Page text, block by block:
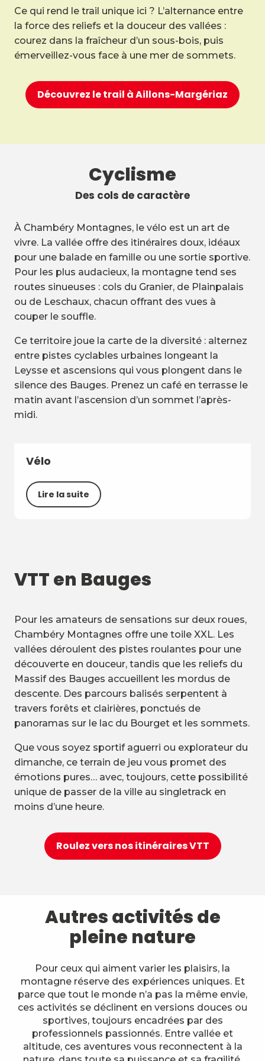
Ce qui rend le trail unique ici ? L’alternance entre
la force des reliefs et la douceur des vallées :
courez dans la fraîcheur d’un sous-bois, puis
émerveillez-vous face à une mer de sommets.
Découvrez le trail à Aillons-Margériaz
Cyclisme
Des cols de caractère
À Chambéry Montagnes, le vélo est un art de
vivre. La vallée offre des itinéraires doux, idéaux
pour une balade en famille ou une sortie sportive.
Pour les plus audacieux, la montagne tend ses
routes sinueuses : cols du Granier, de Plainpalais
ou de Leschaux, chacun offrant des vues à
couper le souffle.
Ce territoire joue la carte de la diversité : alternez
entre pistes cyclables urbaines longeant la
Leysse et ascensions qui vous plongent dans le
silence des Bauges. Prenez un café en terrasse le
matin avant l’ascension d’un sommet l’après-
midi.
Vélo
Lire la suite
VTT en Bauges
Pour les amateurs de sensations sur deux roues,
Chambéry Montagnes offre une toile XXL. Les
vallées déroulent des pistes roulantes pour une
découverte en douceur, tandis que les reliefs du
Massif des Bauges accueillent les mordus de
descente. Des parcours balisés serpentent à
travers forêts et clairières, ponctués de
panoramas sur le lac du Bourget et les sommets.
Que vous soyez sportif aguerri ou explorateur du
dimanche, ce terrain de jeu vous promet des
émotions pures… avec, toujours, cette possibilité
unique de passer de la ville au singletrack en
moins d’une heure.
Roulez vers nos itinéraires VTT
Autres activités de
pleine nature
Pour ceux qui aiment varier les plaisirs, la
montagne réserve des expériences uniques. Et
parce que tout le monde n’a pas la même envie,
ces activités se déclinent en versions douces ou
sportives, toujours encadrées par des
professionnels passionnés. Entre vallée et
altitude, ces aventures vous reconnectent à la